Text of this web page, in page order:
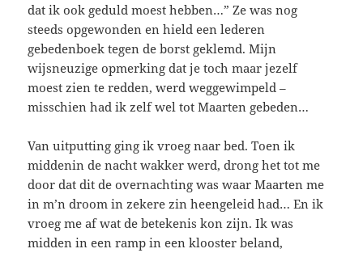
dat ik ook geduld moest hebben…” Ze was nog
steeds opgewonden en hield een lederen
gebedenboek tegen de borst geklemd. Mijn
wijsneuzige opmerking dat je toch maar jezelf
moest zien te redden, werd weggewimpeld –
misschien had ik zelf wel tot Maarten gebeden…
Van uitputting ging ik vroeg naar bed. Toen ik
middenin de nacht wakker werd, drong het tot me
door dat dit de overnachting was waar Maarten me
in m’n droom in zekere zin heengeleid had… En ik
vroeg me af wat de betekenis kon zijn. Ik was
midden in een ramp in een klooster beland,